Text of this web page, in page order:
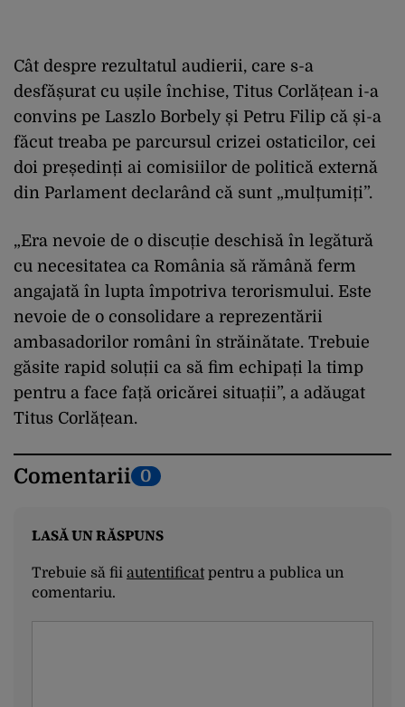
Cât despre rezultatul audierii, care s-a
desfășurat cu ușile închise, Titus Corlățean i-a
convins pe Laszlo Borbely și Petru Filip că și-a
făcut treaba pe parcursul crizei ostaticilor, cei
doi președinți ai comisiilor de politică externă
din Parlament declarând că sunt „mulțumiți”.
„Era nevoie de o discuție deschisă în legătură
cu necesitatea ca România să rămână ferm
angajată în lupta împotriva terorismului. Este
nevoie de o consolidare a reprezentării
ambasadorilor români în străinătate. Trebuie
găsite rapid soluții ca să fim echipați la timp
pentru a face față oricărei situații”, a adăugat
Titus Corlățean.
Comentarii 0
LASĂ UN RĂSPUNS
Trebuie să fii autentificatpentru a publica un
comentariu.